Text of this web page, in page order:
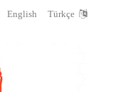
Türkçe
English